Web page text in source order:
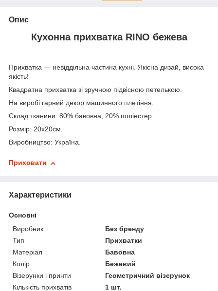
Опис
Кухонна прихватка RINO бежева
Прихватка — невіддільна частина кухні. Якісна дизай, висока
якість!
Квадратна прихватка зі зручною підвісною петелькою.
На виробі гарний декор машинного плетіння.
Склад тканини: 80% бавовна, 20% поліестер.
Розмір: 20х20см.
Виробництво: Україна.
Приховати
Характеристики
Основні
Виробник
Без бренду
Тип
Прихватки
Матеріал
Бавовна
Колір
Бежевий
Візерунки і принти
Геометричний візерунок
Кількість прихватів
1 шт.